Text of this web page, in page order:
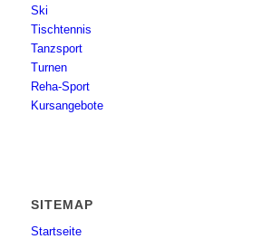
Ski
Tischtennis
Tanzsport
Turnen
Reha-Sport
Kursangebote
SITEMAP
Startseite